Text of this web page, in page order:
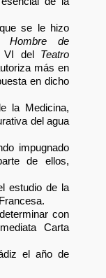
se le hizo
Hombre de
VI del Teatro
más en
en dicho
la Medicina,
del agua
impugnado
de ellos,
estudio de la
con
Carta
el año de